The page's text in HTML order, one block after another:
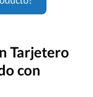
Tarjetero
con